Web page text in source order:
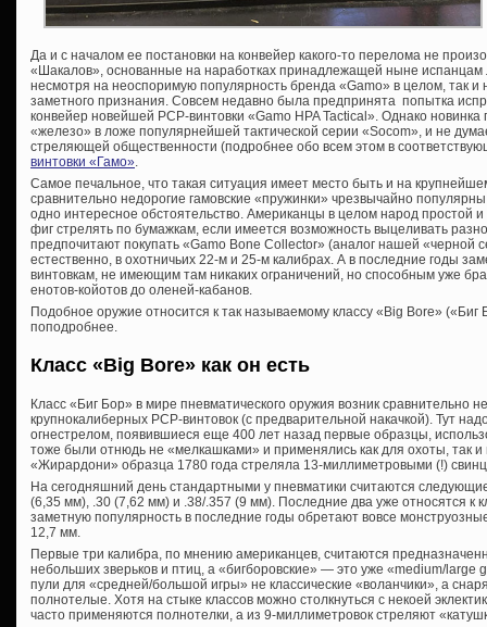
Да и с началом ее постановки на конвейер какого-то перелома не
«Шакалов», основанные на наработках принадлежащей ныне испанцам
несмотря на неоспоримую популярность бренда «Gamo» в целом, так и
заметного признания. Совсем недавно была предпринята попытка
конвейер новейшей PCP-винтовки «Gamo HPA Tactical». Однако новинка
«железо» в ложе популярнейшей тактической серии «Socom», и не
стреляющей общественности (подробнее обо всем этом в
винтовки «Гамо»
Самое печальное, что такая ситуация имеет место быть и на
сравнительно недорогие гамовские «пружинки» чрезвычайно
одно интересное обстоятельство. Американцы в целом народ простой
фиг стрелять по бумажкам, если имеется возможность выцеливать
предпочитают покупать «Gamo Bone Collector» (аналог нашей «черной
естественно, в охотничьих 22-м и 25-м калибрах. А в последние годы
винтовкам, не имеющим там никаких ограничений, но способным уже
енотов-койотов до оленей-кабанов.
Подобное оружие относится к так называемому классу «Big Bore»
поподробнее.
Класс «Big Bore» как он есть
Класс «Биг Бор» в мире пневматического оружия возник сравнительно
крупнокалиберных PCP-винтовок (с предварительной накачкой). Тут
огнестрелом, появившиеся еще 400 лет назад первые образцы,
тоже были отнюдь не «мелкашками» и применялись как для охоты, так
«Жирардони» образца 1780 года стреляла 13-миллиметровыми (!)
На сегодняшний день стандартными у пневматики считаются
(6,35 мм), .30 (7,62 мм) и .38/.357 (9 мм). Последние два уже относятся к
заметную популярность в последние годы обретают вовсе
12,7 мм.
Первые три калибра, по мнению американцев, считаются
небольших зверьков и птиц, а «бигборовские» — это уже «medium/
пули для «средней/большой игры» не классические «воланчики», а
полнотелые. Хотя на стыке классов можно столкнуться с некоей
часто применяются полнотелки, а из 9-миллиметровок стреляют